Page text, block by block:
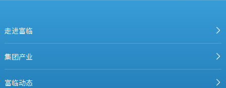
走进富临
集团产业
富临动态